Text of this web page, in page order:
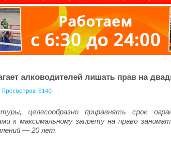
алководителей лишать прав на
Просмотров: 5140
целесообразно приравнять срок
к максимальному запрету на право
— 20 лет.